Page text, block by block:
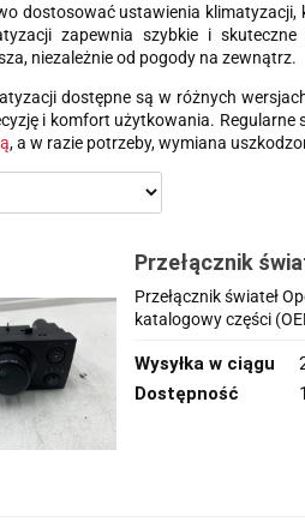
dostosować ustawienia
zapewnia szybkie i
niezależnie od pogody na zewnątrz.
dostępne są w różnych
i komfort użytkowania.
, a w razie potrzeby, wymiana
Przełącznik
włącznik
Przełącznik świateł
katalogowy części
Wysyłka w ciągu
Dostępność